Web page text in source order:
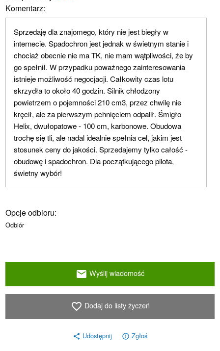
Komentarz:
Sprzedaję dla znajomego, który nie jest biegły w
internecie. Spadochron jest jednak w świetnym stanie i
chociaż obecnie nie ma TK, nie mam wątpliwości, że by
go spełnił. W przypadku poważnego zainteresowania
istnieje możliwość negocjacji. Całkowity czas lotu
skrzydła to około 40 godzin. Silnik chłodzony
powietrzem o pojemności 210 cm3, przez chwilę nie
kręcił, ale za pierwszym pchnięciem odpalił. Śmigło
Helix, dwułopatowe - 100 cm, karbonowe. Obudowa
trochę się tli, ale nadal idealnie spełnia cel, jakim jest
stosunek ceny do jakości. Sprzedajemy tylko całość -
obudowę i spadochron. Dla początkującego pilota,
świetny wybór!
Opcje odbioru:
Odbiór
email Wyślij wiadomość
favorite_border Dodaj do listy życzeń
share Udostępnij error_outline Zgłoś